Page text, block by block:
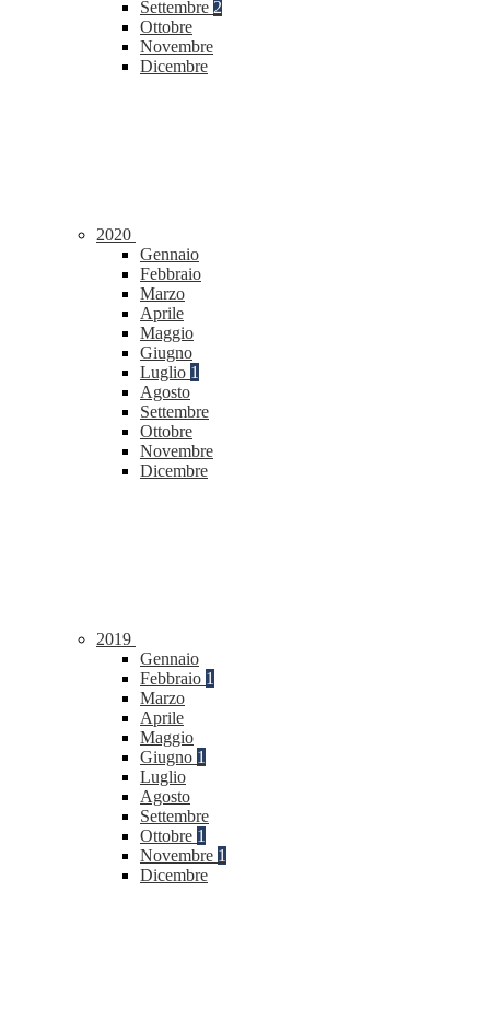
Settembre 2
Ottobre
Novembre
Dicembre
2020
Gennaio
Febbraio
Marzo
Aprile
Maggio
Giugno
Luglio 1
Agosto
Settembre
Ottobre
Novembre
Dicembre
2019
Gennaio
Febbraio 1
Marzo
Aprile
Maggio
Giugno 1
Luglio
Agosto
Settembre
Ottobre 1
Novembre 1
Dicembre